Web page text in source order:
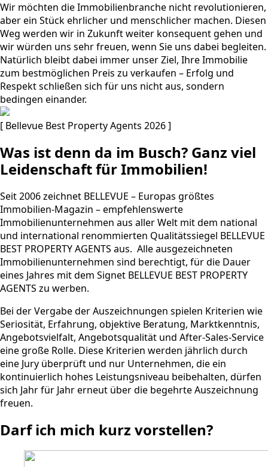
Wir möchten die Immobilienbranche nicht revolutionieren,
aber ein Stück ehrlicher und menschlicher machen. Diesen
Weg werden wir in Zukunft weiter konsequent gehen und
wir würden uns sehr freuen, wenn Sie uns dabei begleiten.
Natürlich bleibt dabei immer unser Ziel, Ihre Immobilie
zum bestmöglichen Preis zu verkaufen – Erfolg und
Respekt schließen sich für uns nicht aus, sondern
bedingen einander.
[ Bellevue Best Property Agents 2026 ]
Was ist denn da im Busch? Ganz viel
Leidenschaft für Immobilien!
Seit 2006 zeichnet BELLEVUE – Europas größtes
Immobilien-Magazin – empfehlenswerte
Immobilienunternehmen aus aller Welt mit dem national
und international renommierten Qualitätssiegel BELLEVUE
BEST PROPERTY AGENTS aus. Alle ausgezeichneten
Immobilienunternehmen sind berechtigt, für die Dauer
eines Jahres mit dem Signet BELLEVUE BEST PROPERTY
AGENTS zu werben.
Bei der Vergabe der Auszeichnungen spielen Kriterien wie
Seriosität, Erfahrung, objektive Beratung, Marktkenntnis,
Angebotsvielfalt, Angebotsqualität und After-Sales-Service
eine große Rolle. Diese Kriterien werden jährlich durch
eine Jury überprüft und nur Unternehmen, die ein
kontinuierlich hohes Leistungsniveau beibehalten, dürfen
sich Jahr für Jahr erneut über die begehrte Auszeichnung
freuen.
Darf ich mich kurz vorstellen?